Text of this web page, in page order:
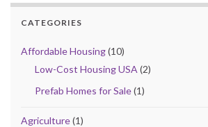
CATEGORIES
Affordable Housing(10)
Low-Cost Housing USA (2)
Prefab Homes for Sale(1)
Agriculture(1)